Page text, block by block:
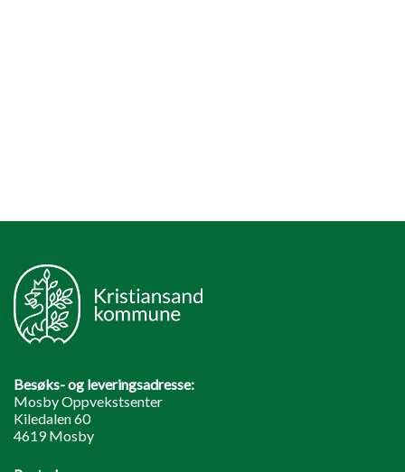
Besøks- og leveringsadresse:
Mosby Oppvekstsenter
Kiledalen 60
4619 Mosby